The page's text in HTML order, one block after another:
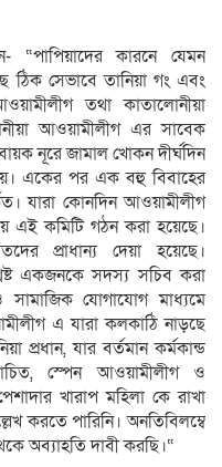
“পাপিয়াদের কারনে যেমন
ঠিক সেভাবে তানিয়া গং এবং
তথা কাতালোনীয়া
আওয়ামীলীগ এর সাবেক
নূরে জামাল খোকন দীর্ঘদিন
একের পর এক বহু বিবাহের
যারা কোনদিন আওয়ামীলীগ
এই কমিটি গঠন করা হয়েছে।
প্রাধান্য দেয়া হয়েছে।
একজনকে সদস্য সচিব করা
যোগাযোগ মাধ্যমে
এ যারা কলকাঠি নাড়ছে
প্রধান, যার বর্তমান কর্মকান্ড
স্পেন আওয়ামীলীগ ও
খারাপ মহিলা কে রাখা
করতে পারিনি। অনতিবিলম্বে
অব্যাহতি দাবী করছি।“